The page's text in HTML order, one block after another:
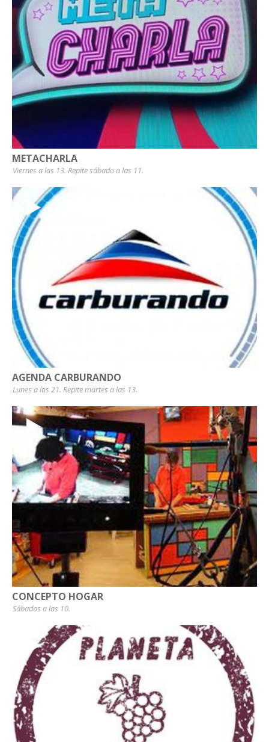
METACHARLA
Viernes a las 13. Repite sábado a las 11.
AGENDA CARBURANDO
Lunes a las 21. Repite martes a las 13.
CONCEPTO HOGAR
Sábados a las 10.